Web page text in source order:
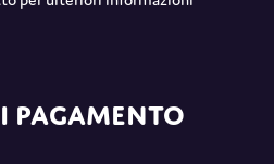
pagamento